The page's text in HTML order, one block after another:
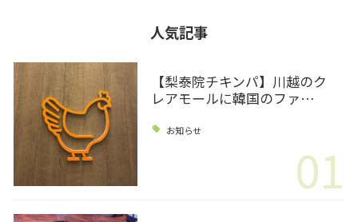
人気記事
【梨泰院チキンパ】川越のク
レアモールに韓国のファ…
お知らせ
01